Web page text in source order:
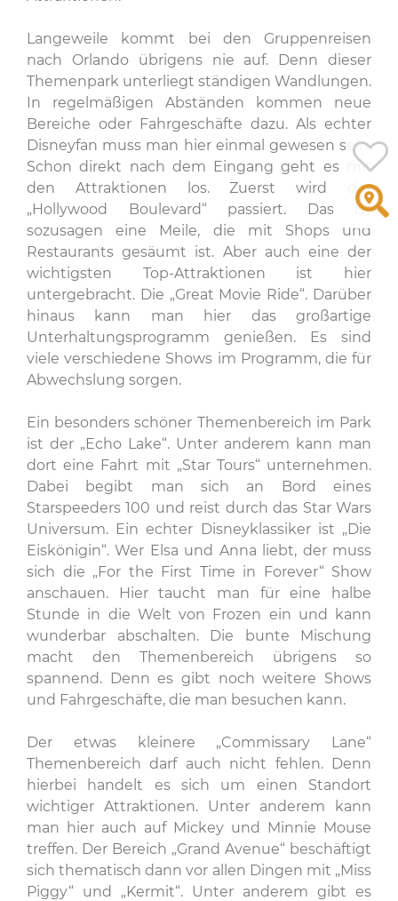
Langeweile kommt bei den Gruppenreisen
nach Orlando übrigens nie auf. Denn dieser
Themenpark unterliegt ständigen Wandlungen.
In regelmäßigen Abständen kommen neue
Bereiche oder Fahrgeschäfte dazu. Als echter
Disneyfan muss man hier einmal gewesen sein.
Schon direkt nach dem Eingang geht es mit
den Attraktionen los. Zuerst wird der
„Hollywood Boulevard“ passiert. Das ist
sozusagen eine Meile, die mit Shops und
Restaurants gesäumt ist. Aber auch eine der
wichtigsten Top-Attraktionen ist hier
untergebracht. Die „Great Movie Ride“. Darüber
hinaus kann man hier das großartige
Unterhaltungsprogramm genießen. Es sind
viele verschiedene Shows im Programm, die für
Abwechslung sorgen.
Ein besonders schöner Themenbereich im Park
ist der „Echo Lake“. Unter anderem kann man
dort eine Fahrt mit „Star Tours“ unternehmen.
Dabei begibt man sich an Bord eines
Starspeeders 100 und reist durch das Star Wars
Universum. Ein echter Disneyklassiker ist „Die
Eiskönigin“. Wer Elsa und Anna liebt, der muss
sich die „For the First Time in Forever“ Show
anschauen. Hier taucht man für eine halbe
Stunde in die Welt von Frozen ein und kann
wunderbar abschalten. Die bunte Mischung
macht den Themenbereich übrigens so
spannend. Denn es gibt noch weitere Shows
und Fahrgeschäfte, die man besuchen kann.
Der etwas kleinere „Commissary Lane“
Themenbereich darf auch nicht fehlen. Denn
hierbei handelt es sich um einen Standort
wichtiger Attraktionen. Unter anderem kann
man hier auch auf Mickey und Minnie Mouse
treffen. Der Bereich „Grand Avenue“ beschäftigt
sich thematisch dann vor allen Dingen mit „Miss
Piggy“ und „Kermit“. Unter anderem gibt es